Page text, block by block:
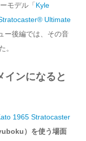
モデル「 Kyle
Ultimate
ー後編では、その音
。
インになると
1965 Stratocaster
）を使う場面